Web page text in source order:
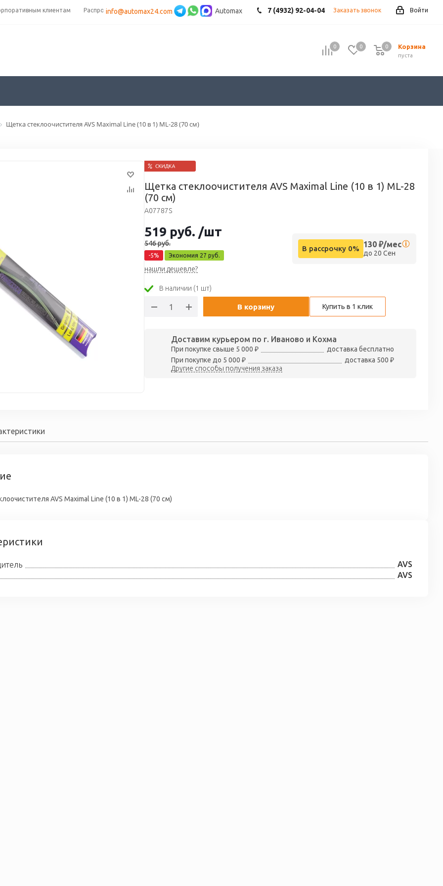
клиентам Распродажа Войти
7 (4932) 92-04-04 Заказать звонок
info@automax24.com Automax
0 0 Корзина
пуста
0
Щетка стеклоочистителя AVS Maximal Line (10 в 1) ML-28 (70 см)
Щетка стеклоочистителя AVS Maximal Line (10 в 1) ML-28
(70 см)
A07787S
519 руб. /шт
546руб.
-5% Экономия 27 руб.
нашли дешевле?
В рассрочку 0% 130 ₽/мес
до 20 Сен
В наличии (1 шт)
В корзину Купить в 1 клик
Доставим курьером по г. Иваново и Кохма
При покупке свыше 5 000 ₽
доставка бесплатно
При покупке до 5 000 ₽
доставка 500 ₽
Другие способы получения заказа
AVS Maximal Line (10 в 1) ML-28 (70 см)
AVS
AVS